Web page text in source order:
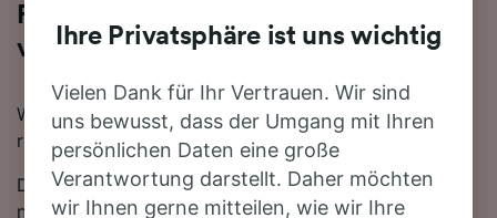
Fahren Sie mit dem Zug in 56 Minuten
von Cremona nach Mailand
Wenn Sie mit dem Zug von Cremona nach Mailand
reisen möchten, sind Sie hier genau richtig.
Die schnellste Reisezeit für die Fahrt von Cremona
nach Mailand mit dem Zug beträgt 56 Minuten. In der
Ihre Privatsphäre ist uns wichtig
Vielen Dank für Ihr Vertrauen. Wir sind
uns bewusst, dass der Umgang mit Ihren
persönlichen Daten eine große
Verantwortung darstellt. Daher möchten
wir Ihnen gerne mitteilen, wie wir Ihre